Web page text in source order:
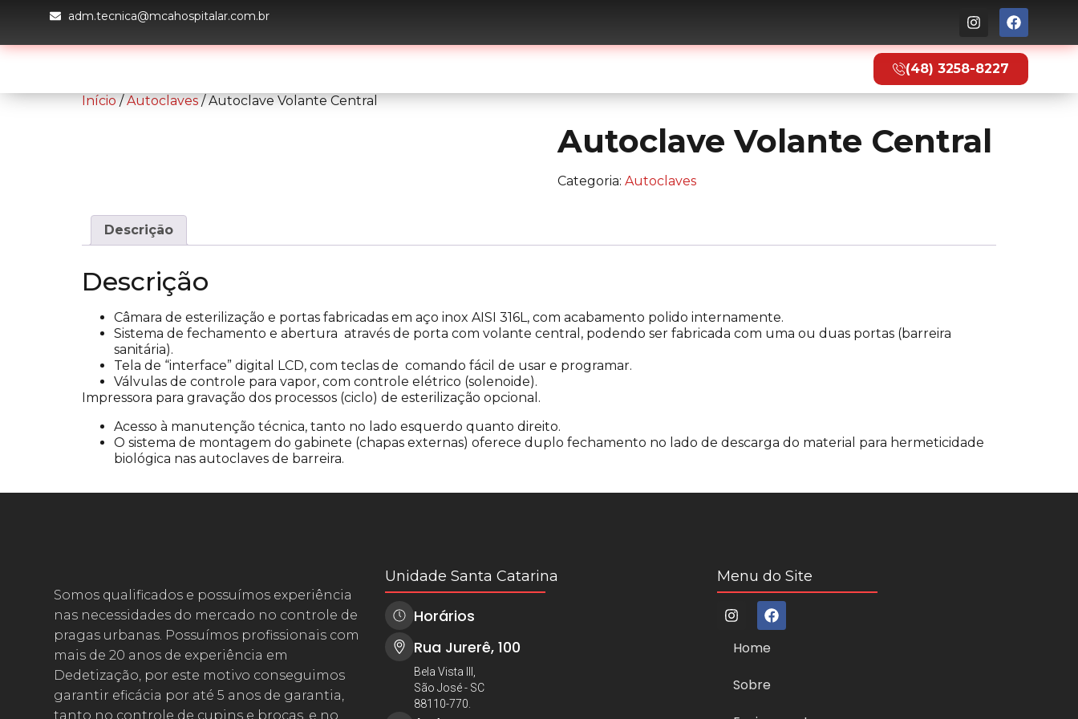
adm.tecnica@mcahospitalar.com.br
(48) 3258-8227
Início/Autoclaves/ Autoclave Volante Central
Autoclave Volante Central
Categoria: Autoclaves
Descrição
Descrição
Câmara de esterilização e portas fabricadas em aço inox AISI 316L, com acabamento polido internamente.
Sistema de fechamento e abertura através de porta com volante central, podendo ser fabricada com uma ou duas portas (barreira
sanitária).
Tela de “interface” digital LCD, com teclas de comando fácil de usar e programar.
Válvulas de controle para vapor, com controle elétrico (solenoide).
Impressora para gravação dos processos (ciclo) de esterilização opcional.
Acesso à manutenção técnica, tanto no lado esquerdo quanto direito.
O sistema de montagem do gabinete (chapas externas) oferece duplo fechamento no lado de descarga do material para hermeticidade
biológica nas autoclaves de barreira.
Somos qualificados e possuímos experiência
nas necessidades do mercado no controle de
pragas urbanas. Possuímos profissionais com
mais de 20 anos de experiência em
Dedetização, por este motivo conseguimos
garantir eficácia por até 5 anos de garantia,
tanto no controle de cupins e brocas, e no
Unidade Santa Catarina
Horários
Rua Jurerê, 100
Bela Vista III,
São José - SC
88110-770.
Menu do Site
Home
Sobre